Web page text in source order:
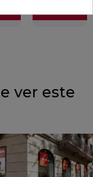
ver este